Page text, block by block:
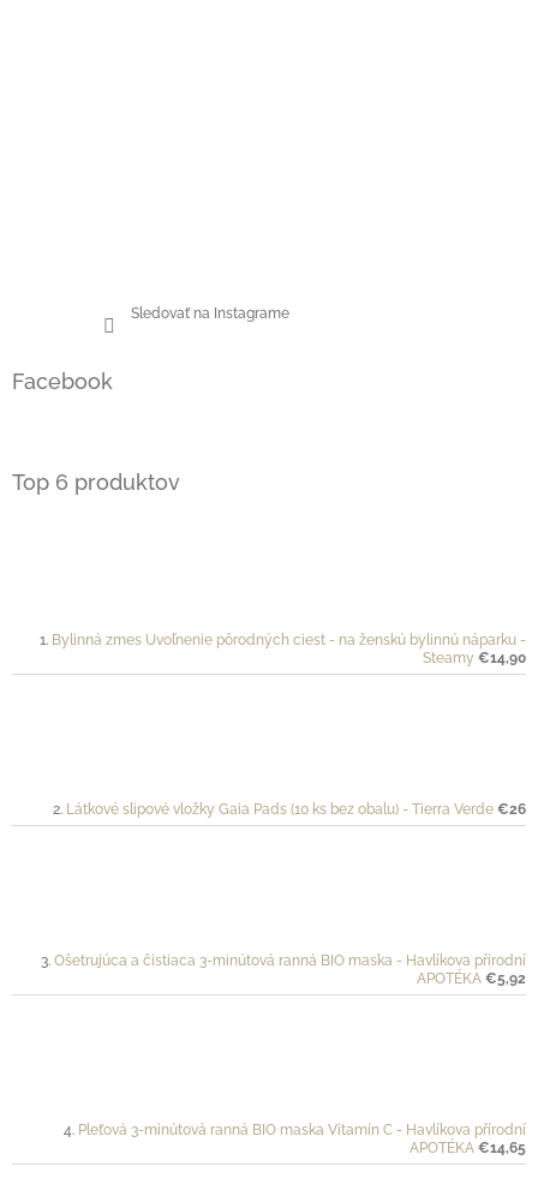
Sledovať na Instagrame
Facebook
Top 6 produktov
Bylinná zmes Uvoľnenie pôrodných ciest - na ženskú bylinnú náparku -
Steamy €14,90
Látkové slipové vložky Gaia Pads (10 ks bez obalu) - Tierra Verde €26
Ošetrujúca a čistiaca 3-minútová ranná BIO maska - Havlíkova přírodní
APOTÉKA €5,92
Pleťová 3-minútová ranná BIO maska Vitamín C - Havlíkova přírodní
APOTÉKA €14,65